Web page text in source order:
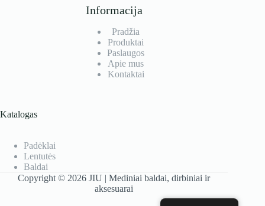
Informacija
Pradžia
Produktai
Paslaugos
Apie mus
Kontaktai
Katalogas
Padėklai
Lentutės
Baldai
Copyright © 2026 JIU | Mediniai baldai, dirbiniai ir
aksesuarai